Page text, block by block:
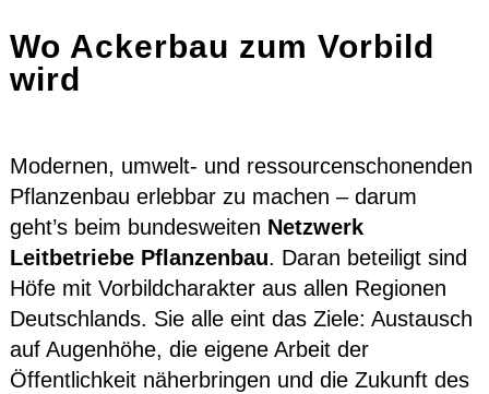
Wo Ackerbau zum Vorbild
wird
Modernen, umwelt- und ressourcenschonenden
Pflanzenbau erlebbar zu machen – darum
geht’s beim bundesweiten Netzwerk
Leitbetriebe Pflanzenbau. Daran beteiligt sind
Höfe mit Vorbildcharakter aus allen Regionen
Deutschlands. Sie alle eint das Ziele: Austausch
auf Augenhöhe, die eigene Arbeit der
Öffentlichkeit näherbringen und die Zukunft des